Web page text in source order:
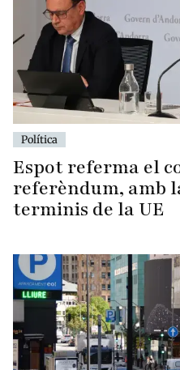
Política
Espot referma el
referèndum, amb
terminis de la UE